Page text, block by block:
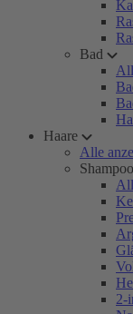
Bad
Haare
Alle
2-